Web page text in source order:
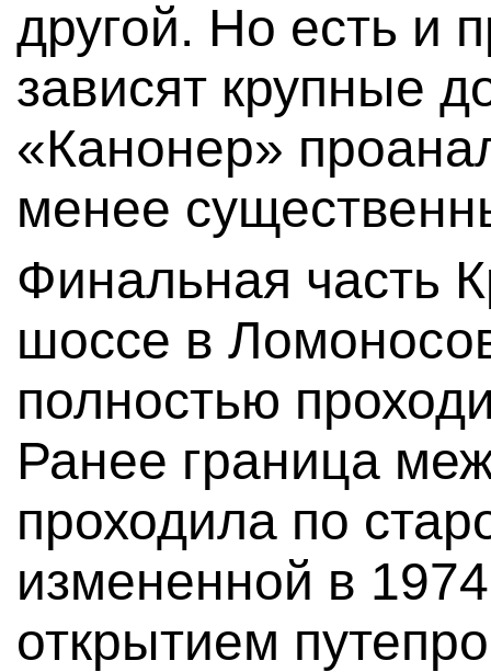
другой. Но есть и
зависят крупные
«Канонер»
менее
Финальная часть
шоссе в
полностью
Ранее граница
проходила по
измененной в
открытием